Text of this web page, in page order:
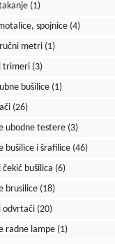
(1)
spojnice (4)
metri (1)
trimeri (3)
bušilice (1)
(26)
ubodne testere (3)
bušilice i šrafilice (46)
bušilica (6)
brusilice (18)
odvrtači (20)
radne lampe (1)